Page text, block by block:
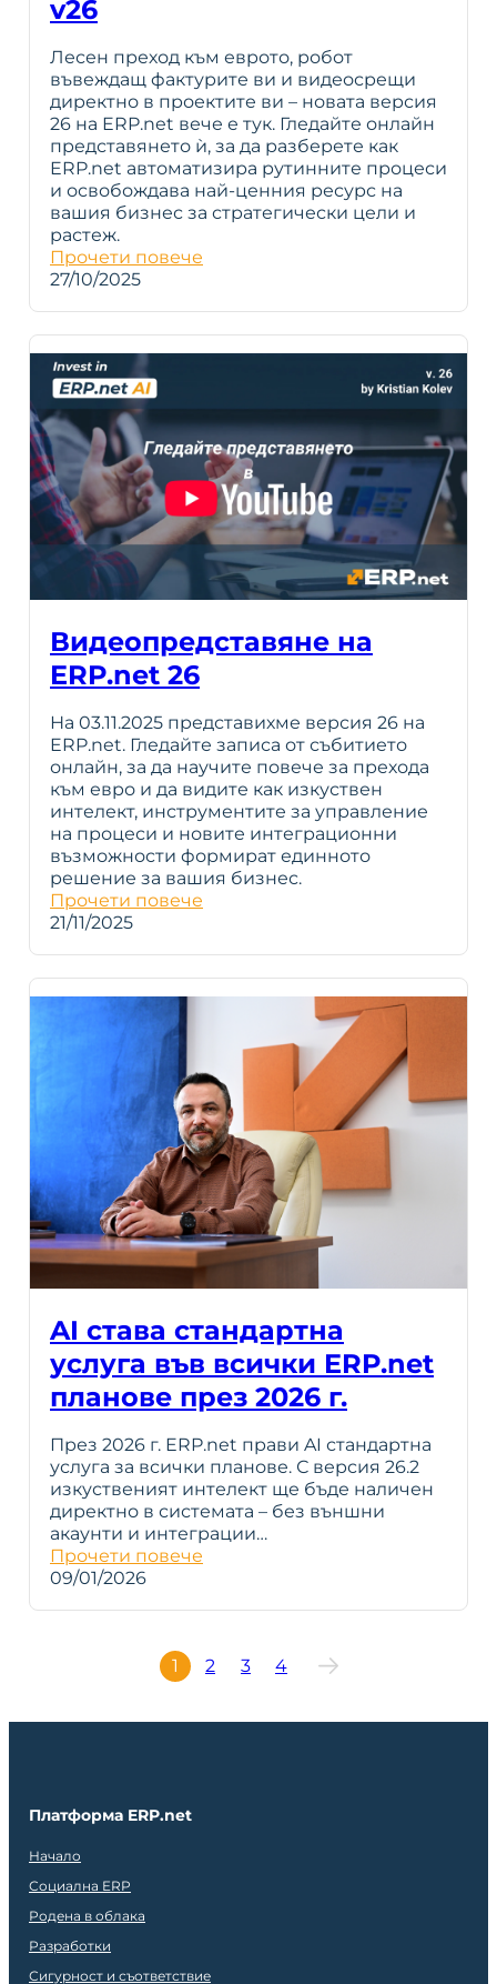
v26
Лесен преход към еврото, робот
въвеждащ фактурите ви и видеосрещи
директно в проектите ви – новата версия
26 на ERP.net вече е тук. Гледайте онлайн
представянето ѝ, за да разберете как
ERP.net автоматизира рутинните процеси
и освобождава най-ценния ресурс на
вашия бизнес за стратегически цели и
растеж.
Прочети повече
27/10/2025
Видеопредставяне на
ERP.net 26
На 03.11.2025 представихме версия 26 на
ERP.net. Гледайте записа от събитието
онлайн, за да научите повече за прехода
към евро и да видите как изкуствен
интелект, инструментите за управление
на процеси и новите интеграционни
възможности формират единното
решение за вашия бизнес.
Прочети повече
21/11/2025
AI става стандартна
услуга във всички ERP.net
планове през 2026 г.
През 2026 г. ERP.net прави AI стандартна
услуга за всички планове. С версия 26.2
изкуственият интелект ще бъде наличен
директно в системата – без външни
акаунти и интеграции…
Прочети повече
09/01/2026
1 2 3 4
Платформа ERP.net
Начало
Социална ERP
Родена в облака
Разработки
Сигурност и съответствие